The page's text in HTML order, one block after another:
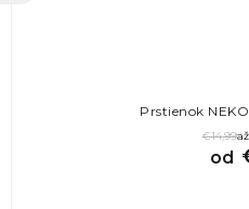
Prstienok
€14,99až
od